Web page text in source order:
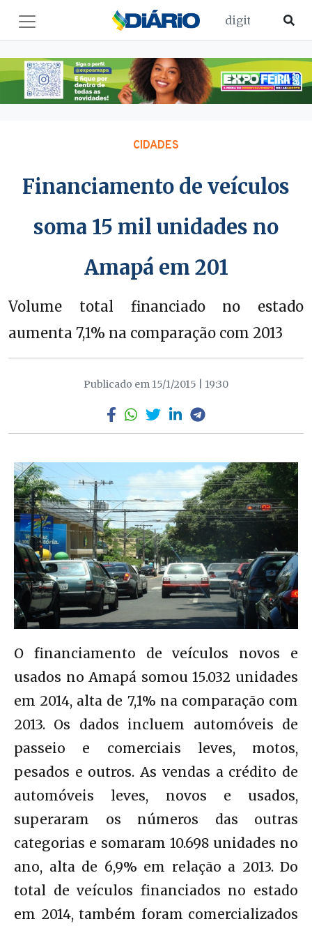
CIDADES
Financiamento de veículos
soma 15 mil unidades no
Amapá em 201
Volume total financiado no estado
aumenta 7,1% na comparação com 2013
Publicado em 15/1/2015 | 19:30
O financiamento de veículos novos e
usados no Amapá somou 15.032 unidades
em 2014, alta de 7,1% na comparação com
2013. Os dados incluem automóveis de
passeio e comerciais leves, motos,
pesados e outros. As vendas a crédito de
automóveis leves, novos e usados,
superaram os números das outras
categorias e somaram 10.698 unidades no
ano, alta de 6,9% em relação a 2013. Do
total de veículos financiados no estado
em 2014, também foram comercializados